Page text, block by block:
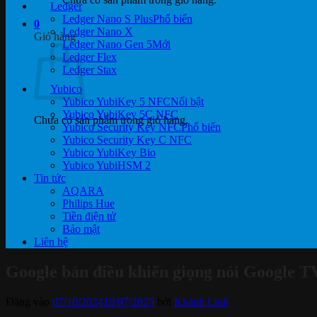
0
Giỏ hàng
Chưa có sản phẩm trong giỏ hàng.
Ledger
Ledger Nano S Plus
Ledger Nano X
Ledger Nano Gen 5
Ledger Flex
Ledger Stax
Yubico
Yubico YubiKey 5 NFC
Yubico YubiKey 5C NFC
Yubico Security Key NFC
Yubico Security Key C NFC
Yubico YubiKey Bio
Yubico YubiHSM 2
Tin tức
AQARA
Philips Hue
Tiền điện tử
Bảo mật
Liên hệ
07/10/202419/07/2025 Khánh Linh